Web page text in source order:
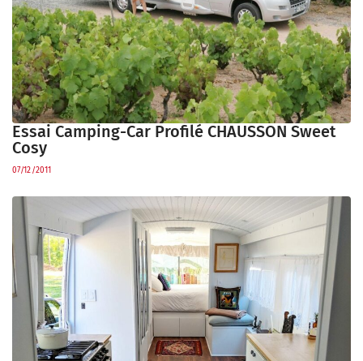
Essai Camping-Car Profilé CHAUSSON Sweet
Cosy
07/12/2011